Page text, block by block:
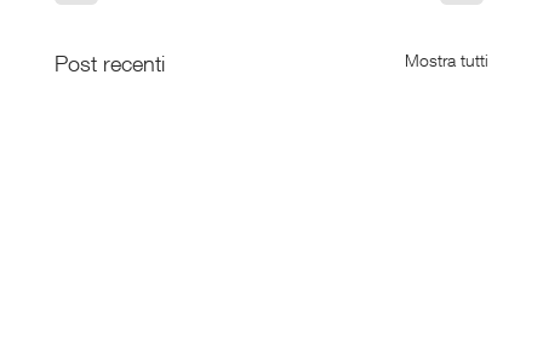
Post recenti Mostra tutti